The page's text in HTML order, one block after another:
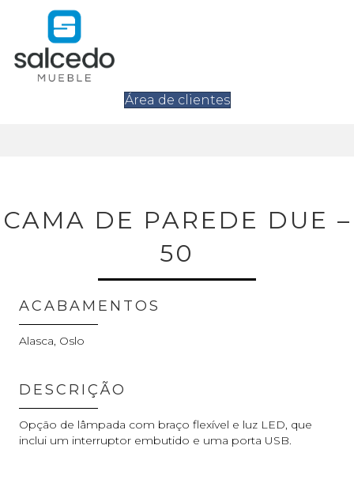
Área de clientes
CAMA DE PAREDE DUE –
50
ACABAMENTOS
Alasca, Oslo
DESCRIÇÃO
Opção de lâmpada com braço flexível e luz LED, que
inclui um interruptor embutido e uma porta USB.